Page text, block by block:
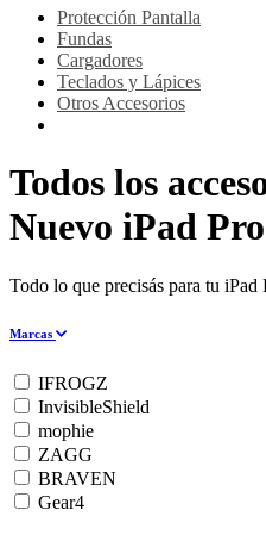
Protección Pantalla
Fundas
Cargadores
Teclados y Lápices
Otros Accesorios
Todos los
Nuevo iPad
Todo lo que precisás para tu
Marcas
IFROGZ
InvisibleShield
mophie
ZAGG
BRAVEN
Gear4